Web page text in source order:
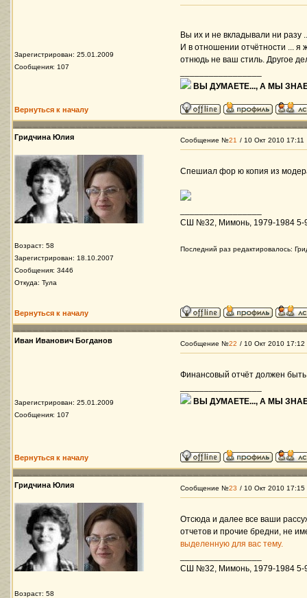
Зарегистрирован: 25.01.2009
Сообщения: 107
Вы их и не вкладывали ни разу
И в отношении отчётности
отнюдь не ваш стиль. Другое
ВЫ ДУМАЕТЕ..., А МЫ
Вернуться к началу
Гридчина Юлия
Возраст: 58
Зарегистрирован: 18.10.2007
Сообщения: 3446
Откуда: Тула
Сообщение №21 / 10 Окт 2010 17:11
Спешиал фор ю копия из
СШ №32, Мимонь, 1979-1984 5-9
Последний раз редактировалось:
Вернуться к началу
Иван Иванович Богданов
Зарегистрирован: 25.01.2009
Сообщения: 107
Сообщение №22 / 10 Окт 2010 17:12
Финансовый отчёт должен
ВЫ ДУМАЕТЕ..., А МЫ
Вернуться к началу
Гридчина Юлия
Возраст: 58
Сообщение №23 / 10 Окт 2010 17:15
Отсюда и далее все ваши
отчетов и прочие бредни, не
выделенную для вас тему.
СШ №32, Мимонь, 1979-1984 5-9